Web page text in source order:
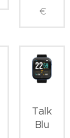
€
Talk
Blu